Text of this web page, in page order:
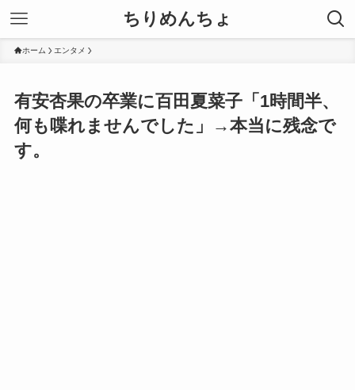
ちりめんちょ
ホーム エンタメ
有安杏果の卒業に百田夏菜子「1時間半、
何も喋れませんでした」→本当に残念で
す。